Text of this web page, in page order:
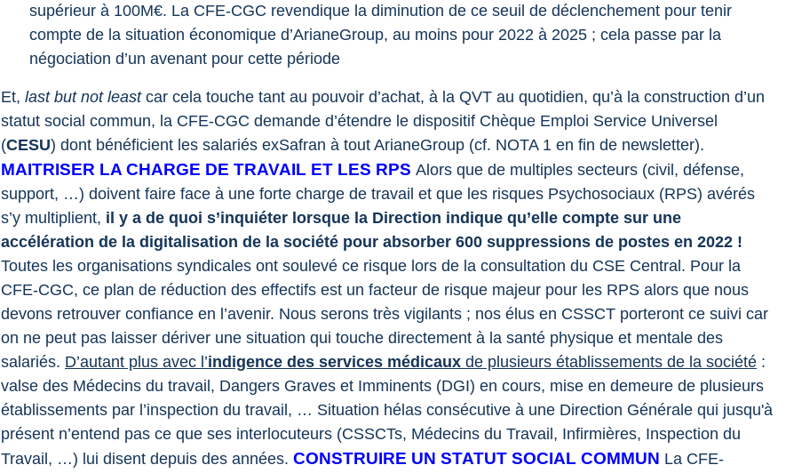
supérieur à 100M€. La CFE-CGC revendique la diminution de ce seuil de déclenchement pour tenir
compte de la situation économique d’ArianeGroup, au moins pour 2022 à 2025 ; cela passe par la
négociation d’un avenant pour cette période
Et, last but not leastcar cela touche tant au pouvoir d’achat, à la QVT au quotidien, qu’à la construction d’un
statut social commun, la CFE-CGC demande d’étendre le dispositif Chèque Emploi Service Universel
(CESU) dont bénéficient les salariés exSafran à tout ArianeGroup (cf. NOTA 1 en fin de newsletter).
MAITRISER LA CHARGE DE TRAVAIL ET LES RPS Alors que de multiples secteurs (civil, défense,
support, …) doivent faire face à une forte charge de travail et que les risques Psychosociaux (RPS) avérés
s’y multiplient, il y a de quoi s’inquiéter lorsque la Direction indique qu’elle compte sur une
accélération de la digitalisation de la société pour absorber 600 suppressions de postes en 2022 !
Toutes les organisations syndicales ont soulevé ce risque lors de la consultation du CSE Central. Pour la
CFE-CGC, ce plan de réduction des effectifs est un facteur de risque majeur pour les RPS alors que nous
devons retrouver confiance en l’avenir. Nous serons très vigilants ; nos élus en CSSCT porteront ce suivi car
on ne peut pas laisser dériver une situation qui touche directement à la santé physique et mentale des
salariés. D’autant plus avec l’indigence des services médicaux de plusieurs établissements de la société :
valse des Médecins du travail, Dangers Graves et Imminents (DGI) en cours, mise en demeure de plusieurs
établissements par l’inspection du travail, … Situation hélas consécutive à une Direction Générale qui jusqu'à
présent n’entend pas ce que ses interlocuteurs (CSSCTs, Médecins du Travail, Infirmières, Inspection du
Travail, …) lui disent depuis des années. CONSTRUIRE UN STATUT SOCIAL COMMUN La CFE-